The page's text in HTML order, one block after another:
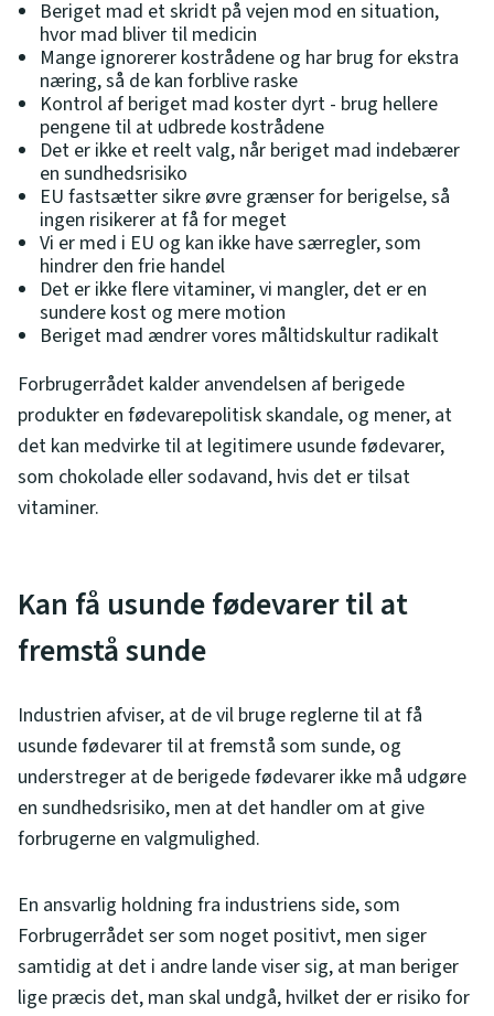
Beriget mad et skridt på vejen mod en situation,
hvor mad bliver til medicin
Mange ignorerer kostrådene og har brug for ekstra
næring, så de kan forblive raske
Kontrol af beriget mad koster dyrt - brug hellere
pengene til at udbrede kostrådene
Det er ikke et reelt valg, når beriget mad indebærer
en sundhedsrisiko
EU fastsætter sikre øvre grænser for berigelse, så
ingen risikerer at få for meget
Vi er med i EU og kan ikke have særregler, som
hindrer den frie handel
Det er ikke flere vitaminer, vi mangler, det er en
sundere kost og mere motion
Beriget mad ændrer vores måltidskultur radikalt
Forbrugerrådet kalder anvendelsen af berigede
produkter en fødevarepolitisk skandale, og mener, at
det kan medvirke til at legitimere usunde fødevarer,
som chokolade eller sodavand, hvis det er tilsat
vitaminer.
Kan få usunde fødevarer til at
fremstå sunde
Industrien afviser, at de vil bruge reglerne til at få
usunde fødevarer til at fremstå som sunde, og
understreger at de berigede fødevarer ikke må udgøre
en sundhedsrisiko, men at det handler om at give
forbrugerne en valgmulighed.
En ansvarlig holdning fra industriens side, som
Forbrugerrådet ser som noget positivt, men siger
samtidig at det i andre lande viser sig, at man beriger
lige præcis det, man skal undgå, hvilket der er risiko for